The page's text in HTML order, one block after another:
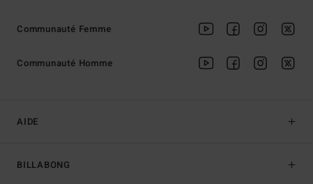
AIDE
BILLABONG
Communauté Femme
Communauté Homme